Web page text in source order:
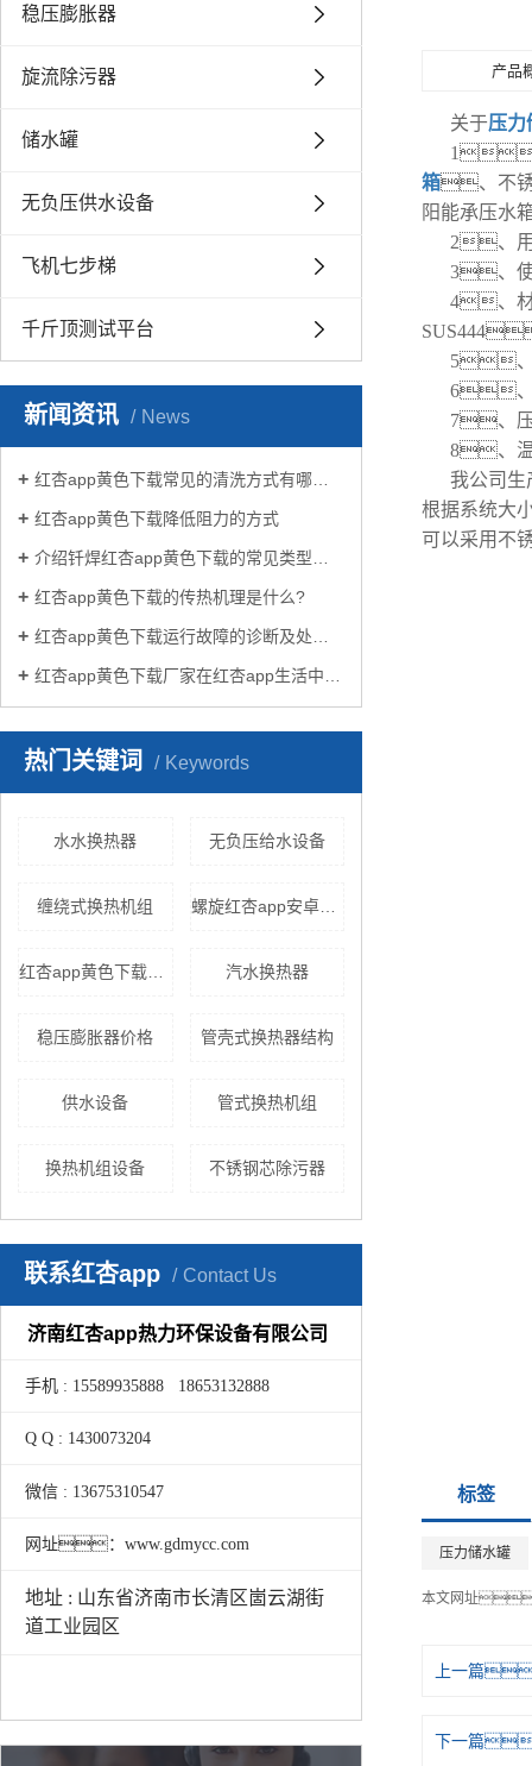
稳压膨胀器
旋流除污器
储水罐
无负压供水设备
飞机七步梯
千斤顶测试平台
新闻资讯 News
红杏app黄色下载常见的清洗方式有哪些？
红杏app黄色下载降低阻力的方式
介绍钎焊红杏app黄色下载的常见类型有哪些
红杏app黄色下载的传热机理是什么?
红杏app黄色下载运行故障的诊断及处理方法
红杏app黄色下载厂家在红杏app生活中有哪些作用？
热门关键词 Keywords
水水换热器 无负压给水设备
缠绕式换热机组 螺旋红杏app安卓在线下载
汽水换热器
稳压膨胀器价格 管壳式换热器结构
供水设备 管式换热机组
换热机组设备 不锈钢芯除污器
联系红杏app Contact Us
济南红杏app热力环保设备有限公司
手机 : 15589935888 18653132888
Q Q : 1430073204
微信 : 13675310547
网址：www.gdmycc.com
地址 : 山东省济南市长清区崮云湖街
道工业园区
产品
关于压力
1
箱、不
阳能承压
2、
3、
4、
5、
6
7、
8、
我公司生
根据系统大
可以采用不
标签
压力储水罐
本文网址
上一篇
下一篇